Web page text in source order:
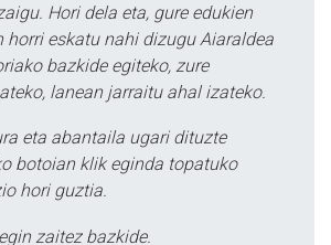
Hori dela eta, gure edukien
horri eskatu nahi dizugu Aiaraldea
bazkide egiteko, zure
lanean jarraitu ahal izateko.
eta abantaila ugari dituzte
botoian klik eginda topatuko
hori guztia.
zaitez bazkide.